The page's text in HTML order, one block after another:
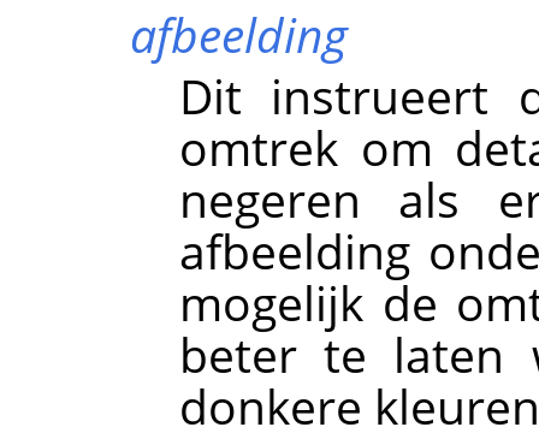
afbeelding
Dit instrueert
omtrek om
negeren als
afbeelding
mogelijk de
beter te laten
donkere